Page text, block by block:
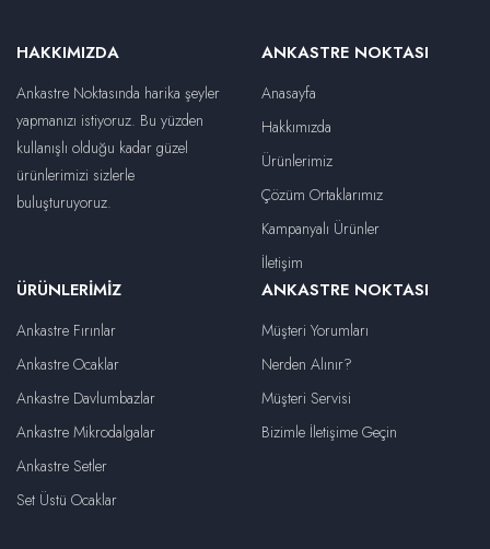
HAKKIMIZDA
Ankastre Noktasında harika şeyler
yapmanızı istiyoruz. Bu yüzden
kullanışlı olduğu kadar güzel
ürünlerimizi sizlerle
buluşturuyoruz.
ANKASTRE NOKTASI
Anasayfa
Hakkımızda
Ürünlerimiz
Çözüm Ortaklarımız
Kampanyalı Ürünler
İletişim
ÜRÜNLERIMIZ
Ankastre Fırınlar
Ankastre Ocaklar
Ankastre Davlumbazlar
Ankastre Mikrodalgalar
Ankastre Setler
Set Üstü Ocaklar
ANKASTRE NOKTASI
Müşteri Yorumları
Nerden Alınır?
Müşteri Servisi
Bizimle İletişime Geçin